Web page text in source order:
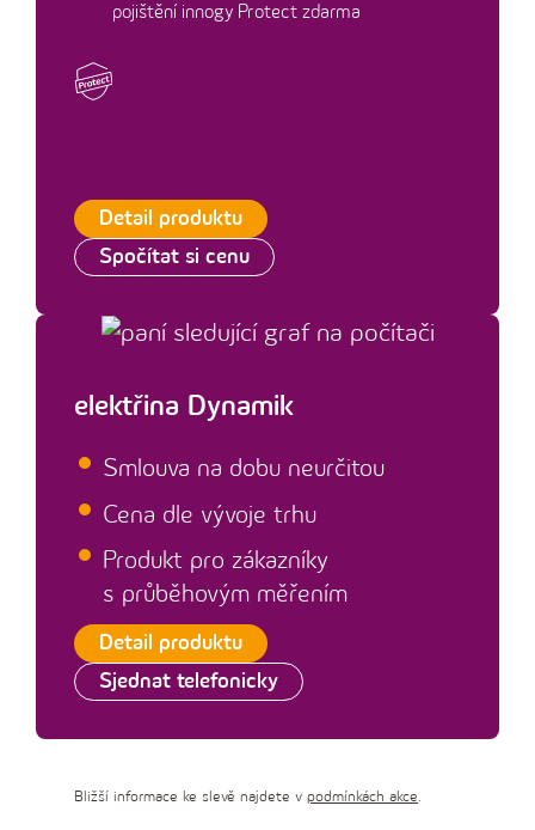
pojištění innogy Protect zdarma
Detail produktu
Spočítat si cenu
elektřina Dynamik
Smlouva na dobu neurčitou
Cena dle vývoje trhu
Produkt pro zákazníky
s průběhovým měřením
Detail produktu
Sjednat telefonicky
Bližší informace ke slevě najdete v podmínkách akce.